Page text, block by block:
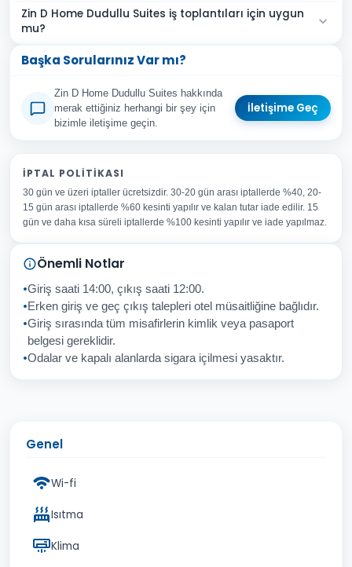
Zin D Home Dudullu Suites iş toplantıları için uygun
mu?
Başka Sorularınız Var mı?
Zin D Home Dudullu Suites hakkında
merak ettiğiniz herhangi bir şey için
bizimle iletişime geçin.
İletişime Geç
Adınız Soyadınız
E-posta Adresiniz
Konu
Sorunuz
İptal Gönder
İPTAL POLITIKASI
30 gün ve üzeri iptaller ücretsizdir. 30-20 gün arası iptallerde %40, 20-
15 gün arası iptallerde %60 kesinti yapılır ve kalan tutar iade edilir. 15
gün ve daha kısa süreli iptallerde %100 kesinti yapılır ve iade yapılmaz.
Önemli Notlar
Giriş saati 14:00, çıkış saati 12:00.
Erken giriş ve geç çıkış talepleri otel müsaitliğine bağlıdır.
Giriş sırasında tüm misafirlerin kimlik veya pasaport
belgesi gereklidir.
Odalar ve kapalı alanlarda sigara içilmesi yasaktır.
Genel
Wi-fi
Isıtma
Klima